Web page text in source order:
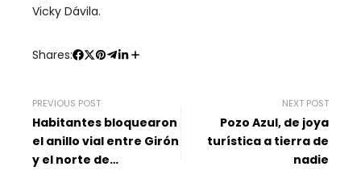
Vicky Dávila.
Shares:
PREVIOUS POST
Habitantes bloquearon
el anillo vial entre Girón
y el norte de
NEXT POST
Pozo Azul, de joya
turística a tierra de
nadie